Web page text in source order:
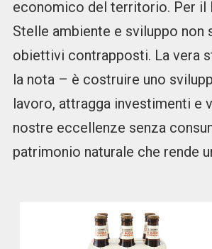
economico del territorio. Per il
Stelle ambiente e sviluppo non
obiettivi contrapposti. La vera
la nota – è costruire uno
lavoro, attragga investimenti e
nostre eccellenze senza
patrimonio naturale che rende